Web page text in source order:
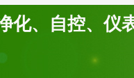
化、自控、仪